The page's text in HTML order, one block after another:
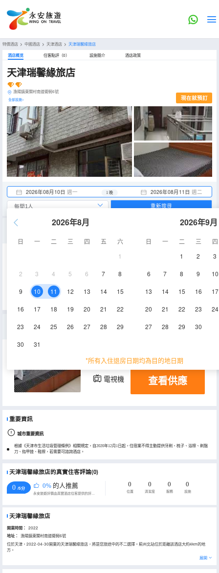
特價酒店 > 中國酒店 > 天津酒店 > 天津瑞馨緣旅店
酒店概览 住客點評（0） 設施簡介 酒店政策
天津瑞馨緣旅店
漁陽鎮東關村南道衚衕6號
全部設施> 現在就預訂
2026年08月10日 週一 2026年08月11日 週二
1 晚
2026年8月
日 一 二 三 四 五
六
1
2 3 4 5 6 7 8
9 10 11 12 13 14 15
16 17 18 19 20 21 22
23 24 25 26 27 28 29
30 31
2026年9月
日 一 二 三
四
1
2 3
6 7 8 9 10
13 14 15 16 17
20 21 22 23 24
27 28 29 30
*所有入住退房日期均為目的地日期
重新搜尋
10-15㎡ 空調
舒適大床房
8-10㎡ 1-2層 空調
電視機 查看供應
重要資訊
城市重要資訊
根據《天津市生活垃圾管理條例》相關規定，自2020年12月1日起，住宿業不得主動提供牙刷、梳子、浴擦、剃鬚
刀、指甲銼、鞋擦，若需要可諮詢酒店。
天津瑞馨緣旅店的真實住客評論(0)
0 /5分 0% 的人推薦
永安旅遊評價由真實酒店住客提供的評價。
0
位置
0
清潔度
0
服務
0
設施
天津瑞馨緣旅店
開業時間： 2022
地址：
漁陽鎮東關村南道衚衕6號
位於天津，2022-04-30開業的天津瑞馨緣旅店，將是您旅途中的不二選擇。薊州北站位於距離該酒店大約4km的地
方。
展開